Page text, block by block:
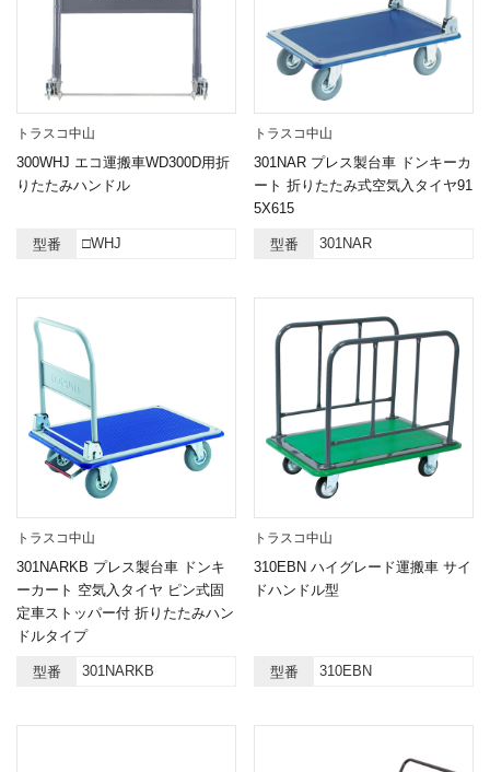
トラスコ中山
300WHJ エコ運搬車WD300D用折
りたたみハンドル
型番 □WHJ
トラスコ中山
301NAR プレス製台車 ドンキーカ
ート 折りたたみ式空気入タイヤ91
5X615
型番 301NAR
トラスコ中山
301NARKB プレス製台車 ドンキ
ーカート 空気入タイヤ ピン式固
定車ストッパー付 折りたたみハン
ドルタイプ
型番 301NARKB
トラスコ中山
310EBN ハイグレード運搬車 サイ
ドハンドル型
型番 310EBN